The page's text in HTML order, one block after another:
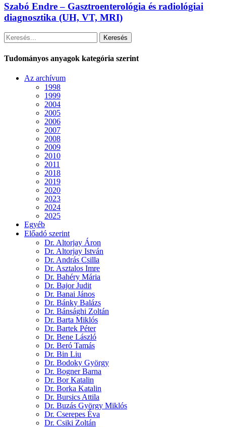
Szabó Endre – Gasztroenterológia és radiológiai
diagnosztika (UH, VT, MRI)
Keresés
Tudományos anyagok kategória szerint
Az archívum
1998
1999
2004
2005
2006
2007
2008
2009
2010
2011
2018
2019
2020
2023
2024
2025
Egyéb
Előadó szerint
Dr. Altorjay Áron
Dr. Altorjay István
Dr. András Csilla
Dr. Asztalos Imre
Dr. Bahéry Mária
Dr. Bajor Judit
Dr. Banai János
Dr. Bánky Balázs
Dr. Bánsághi Zoltán
Dr. Barta Miklós
Dr. Bartek Péter
Dr. Bene László
Dr. Beró Tamás
Dr. Bin Liu
Dr. Bodoky György
Dr. Bogner Barna
Dr. Bor Katalin
Dr. Borka Katalin
Dr. Bursics Attila
Dr. Buzás György Miklós
Dr. Cserepes Éva
Dr. Csiki Zoltán